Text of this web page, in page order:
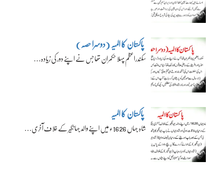
پاکستان کا المیہ (دوسرا حصہ)
سکندراعظم پہلا حکمران تھا جس نے اپنے دور کی زیادہ…
پاکستان کا المیہ
شاہ جہاں 1626ء میں اپنے والد جہانگیر کے خلاف آخری…